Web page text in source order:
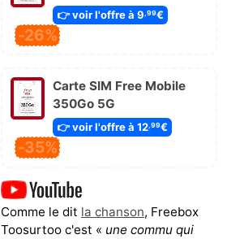
👉 voir l'offre à 9 ,99€
-26%
Carte SIM Free Mobile
350Go 5G
👉 voir l'offre à 12,99€
-35%
Comme le dit la chanson, Freebox
Toosurtoo c'est « une commu qui